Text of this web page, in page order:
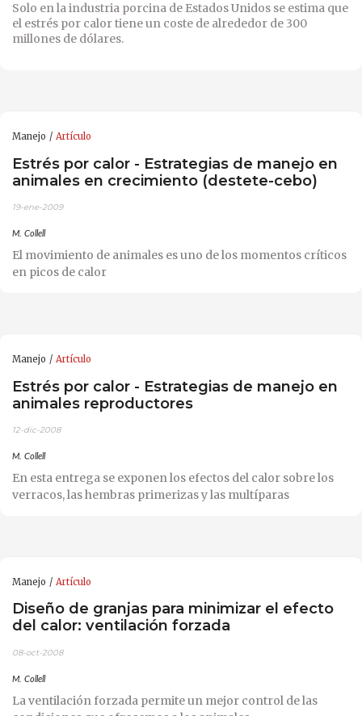
Solo en la industria porcina de Estados Unidos se estima que
el estrés por calor tiene un coste de alrededor de 300
millones de dólares.
Manejo Artículo
Estrés por calor - Estrategias de manejo en
animales en crecimiento (destete-cebo)
19-ene-2009
M. Collell
El movimiento de animales es uno de los momentos críticos
en picos de calor
Manejo Artículo
Estrés por calor - Estrategias de manejo en
animales reproductores
12-dic-2008
M. Collell
En esta entrega se exponen los efectos del calor sobre los
verracos, las hembras primerizas y las multíparas
Manejo Artículo
Diseño de granjas para minimizar el efecto
del calor: ventilación forzada
08-oct-2008
M. Collell
La ventilación forzada permite un mejor control de las